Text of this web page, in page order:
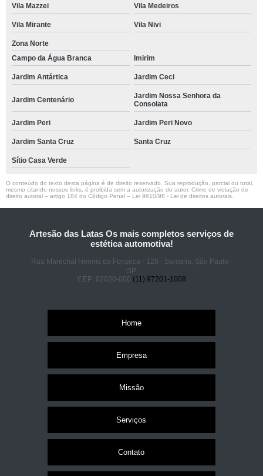
Vila Mazzei Vila Medeiros
Vila Mirante Vila Nivi
Zona Norte
Campo da Água Branca
Imirim
Jardim Antártica Jardim Ceci
Jardim Centenário
Jardim Nossa Senhora da
Consolata
Jardim Peri Jardim Peri Novo
Jardim Santa Cruz Santa Cruz
Sítio Casa Verde
O conteúdo do texto desta página é de direito reservado. Sua reprodução, parcial ou total,
mesmo citando nossos links, é proibida sem a autorização do autor. Crime de violação de
direito autoral – artigo 184 do Código Penal – Lei 9610/98 - Lei de direitos autorais
Artesão das Latas Os mais completos serviços de
estética automotiva!
Rua Marechal Hermis da Fonseca - 126 - Santana, São Paulo -
SP
CEP: 02020-000 (11) 97201-1008
Home
Empresa
Missão
Serviços
Contato